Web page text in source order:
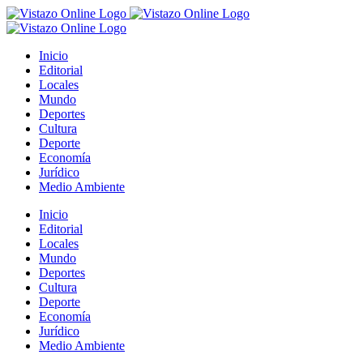
Saltar
al
Inicio
Editorial
Locales
Mundo
Deportes
Cultura
Deporte
Economía
Jurídico
Medio Ambiente
Inicio
Editorial
Locales
Mundo
Deportes
Cultura
Deporte
Economía
Jurídico
Medio Ambiente